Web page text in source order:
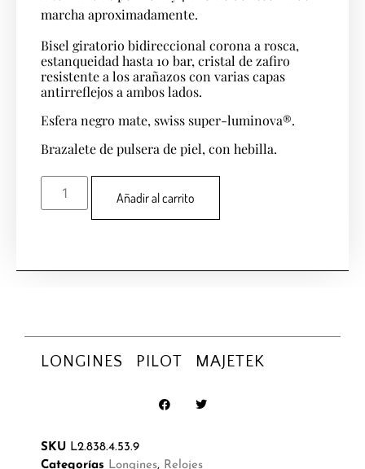
marcha aproximadamente.
Bisel giratorio bidireccional corona a rosca,
estanqueidad hasta 10 bar, cristal de zafiro
resistente a los arañazos con varias capas
antirreflejos a ambos lados.
Esfera negro mate, swiss super-luminova®.
Brazalete de pulsera de piel, con hebilla.
Añadir al carrito
LONGINES PILOT MAJETEK
SKU L2.838.4.53.9
Categorías Longines, Relojes